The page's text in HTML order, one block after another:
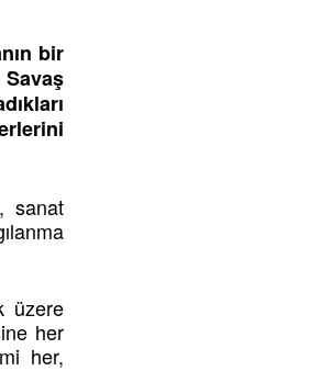
bir
Savaş
sanat
üzere
her
her,